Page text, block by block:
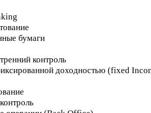
бумаги
контроль
доходностью (fixed